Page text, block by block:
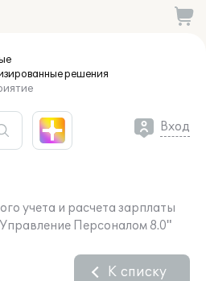
решения
Вход
учета и расчета зарплаты
Персоналом 8.0"
К списку